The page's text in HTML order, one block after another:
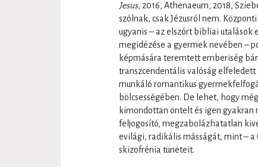
Jesus, 2016, Athenaeum, 2018,
szólnak, csak Jézusról nem.
ugyanis – az elszórt bibliai utalások
megidézése a gyermek nevében –
képmására teremtett emberiség
transzcendentális valóság
munkáló romantikus
bölcsességében. De lehet, hogy
kimondottan öntelt és igen
feljogosító, megzabolázhatatlan
evilági, radikális másságát, mint – a
skizofrénia tüneteit.